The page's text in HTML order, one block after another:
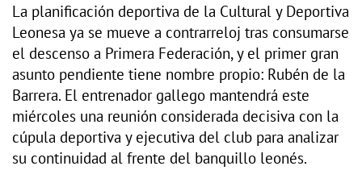
La planificación deportiva de la Cultural y Deportiva
Leonesa ya se mueve a contrarreloj tras consumarse
el descenso a Primera Federación, y el primer gran
asunto pendiente tiene nombre propio: Rubén de la
Barrera. El entrenador gallego mantendrá este
miércoles una reunión considerada decisiva con la
cúpula deportiva y ejecutiva del club para analizar
su continuidad al frente del banquillo leonés.